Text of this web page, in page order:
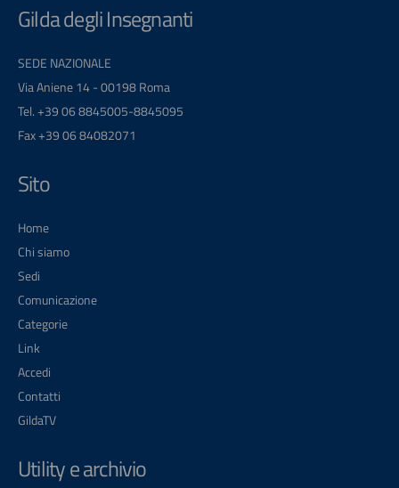
Gilda degli Insegnanti
SEDE NAZIONALE
Via Aniene 14 - 00198 Roma
Tel. +39 06 8845005-8845095
Fax +39 06 84082071
Sito
Home
Chi siamo
Sedi
Comunicazione
Categorie
Link
Accedi
Contatti
GildaTV
Utility e archivio